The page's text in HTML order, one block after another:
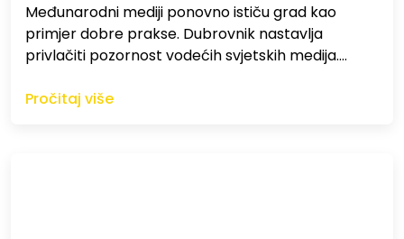
Međunarodni mediji ponovno ističu grad kao
primjer dobre prakse. Dubrovnik nastavlja
privlačiti pozornost vodećih svjetskih medija.…
Pročitaj više